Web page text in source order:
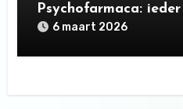
Psychofarmaca:
6 maart 2026